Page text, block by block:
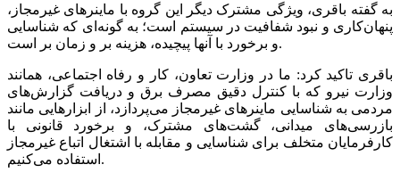
به گفته باقری، ویژگی مشترک دیگر این گروه با ماینر‌های غیرمجاز،
پنهان‌کاری و نبود شفافیت در سیستم است؛ به گونه‌ای که شناسایی
و برخورد با آنها پیچیده، هزینه بر و زمان بر است.
باقری تاکید کرد: ما در وزارت تعاون، کار و رفاه اجتماعی، همانند
وزارت نیرو که با کنترل دقیق مصرف برق و دریافت گزارش‌های
مردمی به شناسایی ماینر‌های غیرمجاز می‌پردازد، از ابزار‌هایی مانند
بازرسی‌های میدانی، گشت‌های مشترک، و برخورد قانونی با
کارفرمایان متخلف برای شناسایی و مقابله با اشتغال اتباع غیرمجاز
استفاده می‌کنیم.